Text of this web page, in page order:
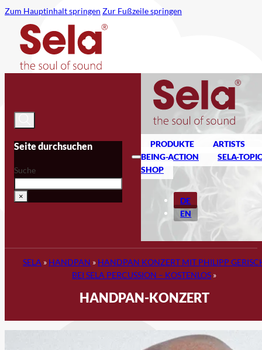
Zum Hauptinhalt springen Zur Fußzeile springen
Seite durchsuchen
Suche
×
PRODUKTE
ARTISTS
BEING-ACTION
SELA-
SHOP
DE
EN
SELA » HANDPAN » HANDPAN KONZERT MIT PHILIPP
BEI SELA PERCUSSION – KOSTENLOS »
HANDPAN-KONZERT